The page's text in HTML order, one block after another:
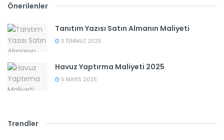
Önerilenler
Tanıtım Yazısı Satın Almanın Maliyeti
3 TEMMUZ 2025
Havuz Yaptırma Maliyeti 2025
5 MAYIS 2025
Trendler